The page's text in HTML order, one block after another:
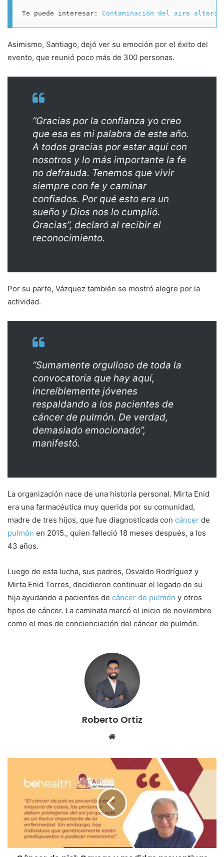
Te puede interesar: Contaminación del aire altera
Asimismo, Santiago, dejó ver su emoción por el éxito del
evento, que reunió poco más de 300 personas.
“Gracias por la confianza yo creo
que esa es mi palabra de este año.
A todos gracias por estar aquí con
nosotros y lo más importante la fe
no defrauda. Tenemos que vivir
siempre con fe y caminar
confiados. Por qué esto era un
sueño y Dios nos lo cumplió.
Gracias”, declaró al recibir el
reconocimiento.
Por su parte, Vázquez también se mostró alegre por la
actividad.
“Sumamente orgulloso de toda la
convocatoria que hay aquí,
increíblemente jóvenes
respaldando a los pacientes de
cáncer de pulmón. De verdad,
demasiado emocionado”,
manifestó.
La organización nace de una historia personal. Mirta Enid
era una farmacéutica muy querida por su comunidad,
madre de tres hijos, que fue diagnosticada con cáncer de
pulmón en 2015., quien falleció 18 meses después, a los
43 años.
Luego de esta lucha, sus padres, Osvaldo Rodríguez y
Mirta Enid Torres, decidieron continuar el legado de su
hija ayudando a pacientes de cáncer de pulmón y otros
tipos de cáncer. La caminata marcó el inicio de noviembre
como el mes de concienciación del cáncer de pulmón.
Roberto Ortiz
t
i